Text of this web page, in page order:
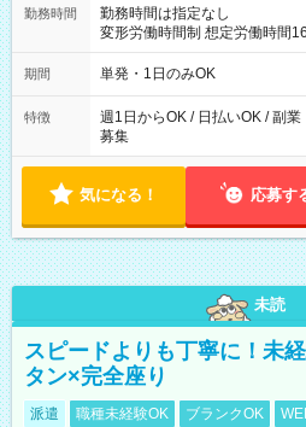
勤務時間
勤務時間は指定なし
変形労働時間制 想定労働時間160時間/月 【シフ
～21：00
期間 単発・1日のみOK
特徴
週1日からOK / 日払いOK / 副
募集
気になる！ 応募す
未読
スピードよりも丁寧に！未
タン×完全座り
派遣 職種未経験OK ブランクOK